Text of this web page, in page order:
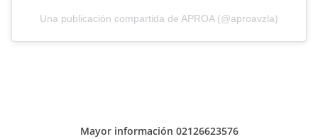
Una publicación compartida de APROA (@aproavzla)
Mayor información 02126623576